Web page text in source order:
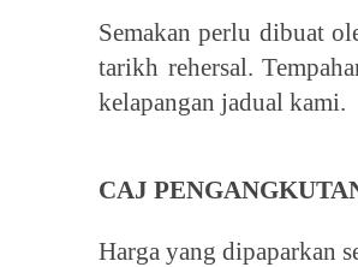
Semakan perlu dibuat
tarikh rehersal.
kelapangan jadual kami.
CAJ
Harga yang dipaparkan